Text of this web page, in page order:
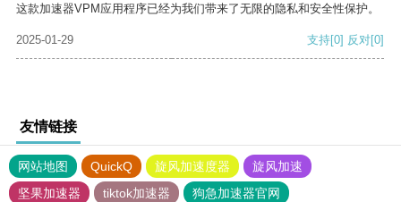
这款加速器VPM应用程序已经为我们带来了无限的隐私和安全性保护。
2025-01-29 支持[0] 反对[0]
友情链接
网站地图 QuickQ 旋风加速度器
旋风加速
坚果加速器
tiktok加速器 狗急加速器官网